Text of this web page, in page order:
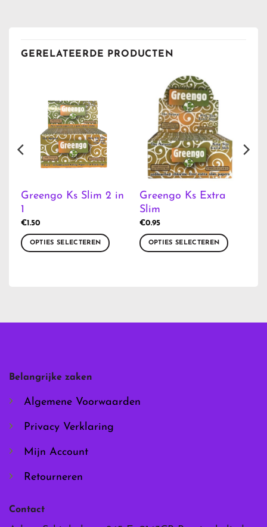
GERELATEERDE PRODUCTEN
Greengo Ks Slim 2 in
1
€1.50
OPTIES SELECTEREN
op
de
productpagina
Greengo Ks Extra
Slim
€0.95
OPTIES SELECTEREN
Belangrijke zaken
Algemene Voorwaarden
Privacy Verklaring
Mijn Account
Retourneren
Contact